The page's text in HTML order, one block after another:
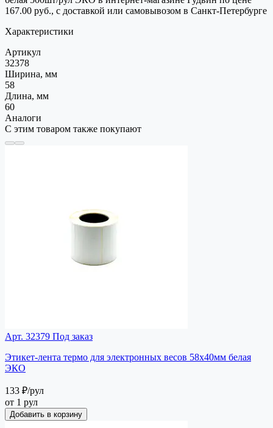
167.00 руб., с доставкой или самовывозом в Санкт-Петербурге
Характеристики
Артикул
32378
Ширина, мм
58
Длина, мм
60
Аналоги
С этим товаром также покупают
Арт. 32379 Под заказ
Этикет-лента термо для электронных весов 58х40мм белая
ЭКО
133 ₽/рул
от 1 рул
Добавить в корзину